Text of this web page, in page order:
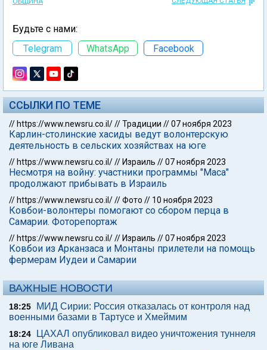
Будьте с нами:
Telegram
WhatsApp Facebook
ССЫЛКИ ПО ТЕМЕ
// https://www.newsru.co.il///Традиции //07 ноября 2023
Карлин-столинские хасиды ведут волонтерскую
деятельность в сельских хозяйствах на юге
// https://www.newsru.co.il/// Израиль //07 ноября 2023
Несмотря на войну: участники программы "Маса"
продолжают прибывать в Израиль
// https://www.newsru.co.il///Фото // 10 ноября 2023
Ковбои-волонтеры помогают со сбором перца в
Самарии. Фоторепортаж
// https://www.newsru.co.il/// Израиль //07 ноября 2023
Ковбои из Арканзаса и Монтаны прилетели на помощь
фермерам Иудеи и Самарии
ВАЖНЫЕ НОВОСТИ
18:25
МИД Сирии: Россия отказалась от контроля над
военными базами в Тартусе и Хмеймим
18:24
ЦАХАЛ опубликовал видео уничтожения туннеля
на юге Ливана